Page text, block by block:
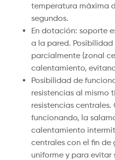
temperatura máxima
segundos.
En dotación: soporte
a la pared.
parcialmente (zonal
calentamiento,
Posibilidad de
resistencias al mismo
resistencias
funcionando, la
calentamiento
centrales con el fin
uniforme y para